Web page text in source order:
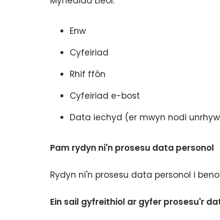
Enw
Cyfeiriad
Rhif ffôn
Cyfeiriad e-bost
Data iechyd (er mwyn nodi
Pam rydyn ni'n prosesu data personol
Rydyn ni'n prosesu data personol i
Ein sail gyfreithiol ar gyfer prosesu'r